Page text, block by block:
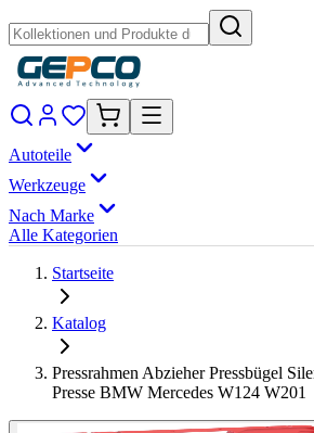
Autoteile
Werkzeuge
Nach Marke
Alle Kategorien
Startseite
Katalog
Pressrahmen Abzieher Pressbügel
Presse BMW Mercedes W124 W201